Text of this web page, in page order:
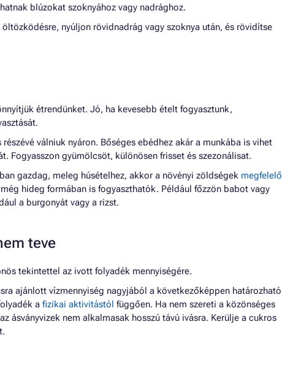
blúzokat szoknyához vagy nadrághoz.
nyúljon rövidnadrág vagy szoknya után, és rövidítse
étrendünket. Jó, ha kevesebb ételt fogyasztunk,
válniuk nyáron. Bőséges ebédhez akár a munkába is vihet
Fogyasszon gyümölcsöt, különösen frisset és szezonálisat.
gazdag, meleg húsételhez, akkor a növényi zöldségek megfelelő
hideg formában is fogyaszthatók. Például főzzön babot vagy
a burgonyát vagy a rizst.
teve
tekintettel az ivott folyadék mennyiségére.
ajánlott vízmennyiség nagyjából a következőképpen határozható
a fizikai aktivitástól függően. Ha nem szereti a közönséges
ásványvizek nem alkalmasak hosszú távú ivásra. Kerülje a cukros